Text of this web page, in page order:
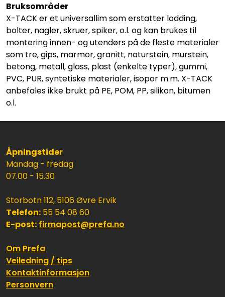
Bruksområder
X-TACK er et universallim som erstatter lodding,
bolter, nagler, skruer, spiker, o.l. og kan brukes til
montering innen- og utendørs på de fleste materialer
som tre, gips, marmor, granitt, naturstein, murstein,
betong, metall, glass, plast (enkelte typer), gummi,
PVC, PUR, syntetiske materialer, isopor m.m. X-TACK
anbefales ikke brukt på PE, POM, PP, silikon, bitumen
o.l.
Åpningstider
Mandag - fredag
07.00 - 15.30
Storbotn 112, 5106 Øvre Ervik
Telefon: 55 54 08 60
E-post: firmapost@prefa.no
Om Prefa
Veiledning / tips
Kontaktinformasjon
Personvern